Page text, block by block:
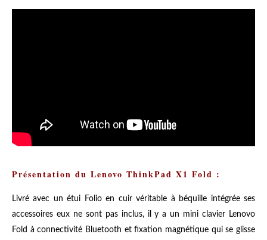
Présentation du Lenovo ThinkPad X1 Fold :
Livré avec un étui Folio en cuir véritable à béquille intégrée ses
accessoires eux ne sont pas inclus, il y a un mini clavier Lenovo
Fold à connectivité Bluetooth et fixation magnétique qui se glisse